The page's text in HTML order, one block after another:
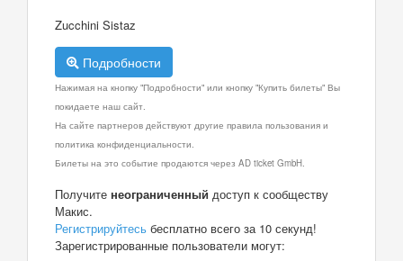
Zucchini Sistaz
Подробности
Нажимая на кнопку "Подробности" или кнопку "Купить билеты" Вы
покидаете наш сайт.
На сайте партнеров действуют другие правила пользования и
политика конфиденциальности.
Билеты на это событие продаются через AD ticket GmbH.
Получите неограниченный доступ к сообществу
Макис.
Регистрируйтесь бесплатно всего за 10 секунд!
Зарегистрированные пользователи могут: